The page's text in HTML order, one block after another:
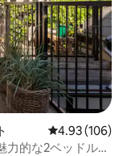
レビュー106
4.93 (106)
的な2ベッドルー